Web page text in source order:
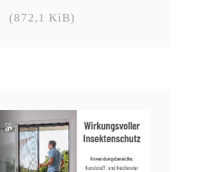
(872,1 KiB)